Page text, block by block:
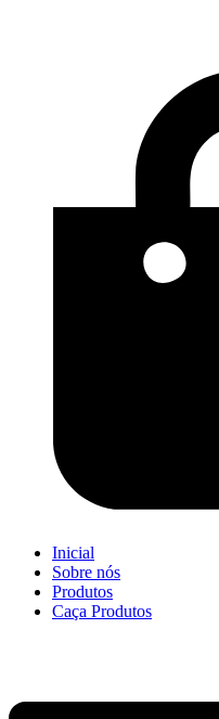
Inicial
Sobre nós
Produtos
Caça Produtos